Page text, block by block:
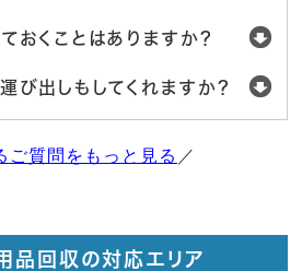
おくことはありますか？
び出しもしてくれますか？
ご質問をもっと見る ／
品回収の対応エリア